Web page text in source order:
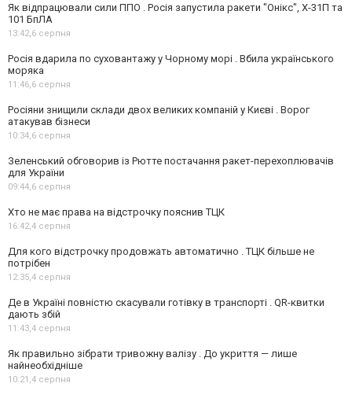
Як відпрацювали сили ППО . Росія запустила ракети "Онікс", Х-31П та
101 БпЛА
13:42,6 серпня
Росія вдарила по суховантажу у Чорному морі . Вбила українського
моряка
11:46,6 серпня
Росіяни знищили склади двох великих компаній у Києві . Ворог
атакував бізнеси
10:34,6 серпня
Зеленський обговорив із Рютте постачання ракет-перехоплювачів
для України
09:44,6 серпня
Хто не має права на відстрочку пояснив ТЦК
16:42,4 серпня
Для кого відстрочку продовжать автоматично . ТЦК більше не
потрібен
12:35,4 серпня
Де в Україні повністю скасували готівку в транспорті . QR-квитки
дають збій
11:43,4 серпня
Як правильно зібрати тривожну валізу . До укриття — лише
найнеобхідніше
10:21,4 серпня